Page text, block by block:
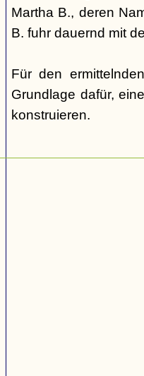
Martha B., deren
B. fuhr dauernd mit
Für den
Grundlage dafür,
konstruieren.